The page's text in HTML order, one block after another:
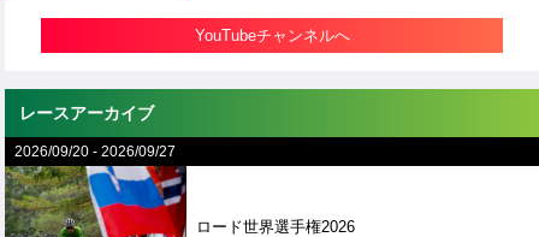
YouTubeチャンネルへ
レースアーカイブ
2026/09/20 -2026/09/27
ロード世界選手権2026